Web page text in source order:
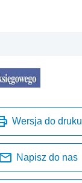
Wersja do druku
Napisz do nas